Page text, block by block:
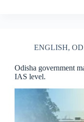
ENGLISH,
Odisha government
IAS level.